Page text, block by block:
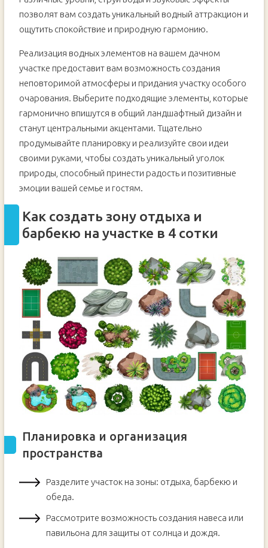
позволят вам создать уникальный водный аттракцион и
ощутить спокойствие и природную гармонию.
Реализация водных элементов на вашем дачном
участке предоставит вам возможность создания
неповторимой атмосферы и придания участку особого
очарования. Выберите подходящие элементы, которые
гармонично впишутся в общий ландшафтный дизайн и
станут центральными акцентами. Тщательно
продумывайте планировку и реализуйте свои идеи
своими руками, чтобы создать уникальный уголок
природы, способный принести радость и позитивные
эмоции вашей семье и гостям.
Как создать зону отдыха и
барбекю на участке в 4 сотки
Планировка и организация
пространства
Разделите участок на зоны: отдыха, барбекю и
обеда.
Рассмотрите возможность создания навеса или
павильона для защиты от солнца и дождя.